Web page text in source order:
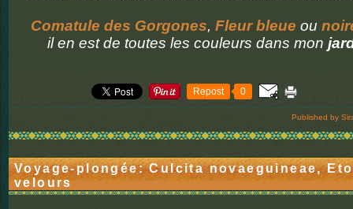
Comatule des Gorgones, Fleur bleue ou
il en est de toutes les couleurs dans mon
Repost 0
Published by
Voyage-plongée: Culcita novaeguineae,
velours